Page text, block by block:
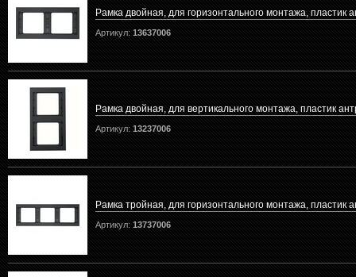
Рамка двойная, для горизонтального монтажа, пластик
Артикул: 13637006
Рамка двойная, для вертикального монтажа, пластик
Артикул: 13237006
Рамка тройная, для горизонтального монтажа, пластик
Артикул: 13737006